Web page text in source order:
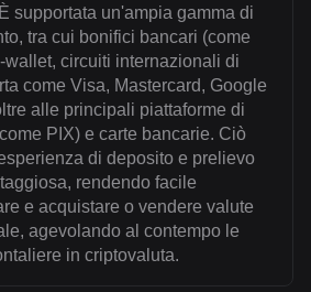
supportata un'ampia gamma di
tra cui bonifici bancari (come
wallet, circuiti internazionali di
come Visa, Mastercard, Google
alle principali piattaforme di
PIX) e carte bancarie. Ciò
di deposito e prelievo
rendendo facile
e acquistare o vendere valute
agevolando al contempo le
in criptovaluta.